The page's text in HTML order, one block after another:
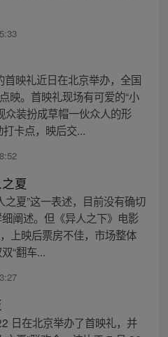
映礼近日在北京举办，全国
映。首映礼现场有可爱的“小
众装扮成草帽一伙众人的形
卡点，映后交...
夏
之夏”这一表述，目前没有确切
阐述。但《异人之下》电影
上映后票房不佳，市场整体
“翻车...
日在北京举办了首映礼，并